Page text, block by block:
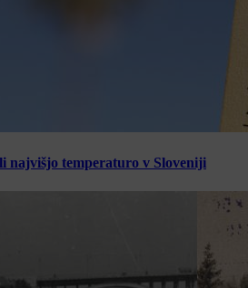
najvišjo temperaturo v Sloveniji